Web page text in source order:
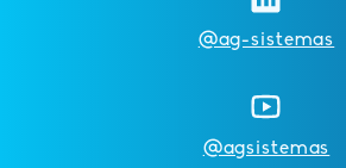
@ag-sistemas
@agsistemas